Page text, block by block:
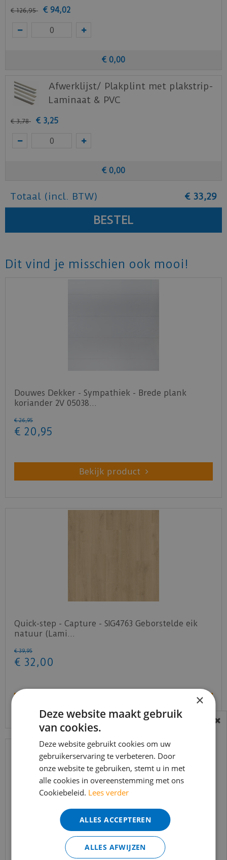
€ 126,95 € 94,02
€ 0,00
Afwerklijst/ Plakplint met plakstrip-
Laminaat & PVC
€ 3,78 € 3,25
€ 0,00
Totaal (incl. BTW) € 33,29
Dit vind je misschien ook mooi!
Douwes Dekker - Sympathiek - Brede plank
koriander 2V 05038…
€ 26,95
€ 20 ,95
Bekijk product
Quick-step - Capture - SIG4763 Geborstelde eik
natuur (Lami…
€ 39,95
€ 32 ,00
Quick-step - Impressive - IM1855 zachte eik natuur
BEREIKBAARHEID
In verband met de vakantie periode zijn wij
t/m 14 augustus telefonisch helaas niet
bereikbaar.
Bestelling worden uiteraard verwerkt
echter iets minder snel dan wat je van ons
gewend bent.
Voor vragen kan je ons bereiken via
info@merkvloerenwinkel.nl
×
Deze website maakt gebruik
van cookies.
Deze website gebruikt cookies om uw
gebruikerservaring te verbeteren. Door
onze website te gebruiken, stemt u in met
alle cookies in overeenstemming met ons
Cookiebeleid. Lees verder
ALLES ACCEPTEREN
ALLES AFWIJZEN